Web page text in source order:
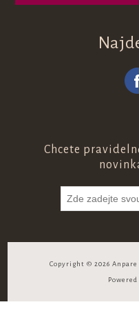
Chcete
Copyright © 2026
Powered